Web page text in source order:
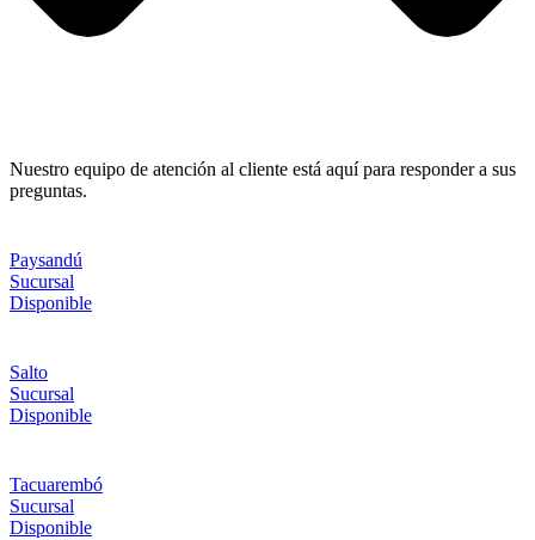
Nuestro equipo de atención al cliente está aquí para responder a sus
preguntas.
Paysandú
Sucursal
Disponible
Salto
Sucursal
Disponible
Tacuarembó
Sucursal
Disponible